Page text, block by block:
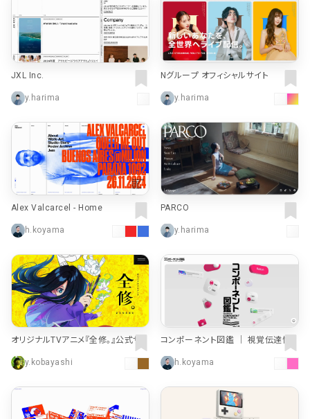
JXL Inc.
y.harima
Nグループ オフィシャルサイト
y.harima
Alex Valcarcel - Home
h.koyama
PARCO
y.harima
オリジナルTVアニメ『全修。』公式サイ
y.kobayashi
コンポーネント図鑑 ｜ 視覚伝達情
h.koyama